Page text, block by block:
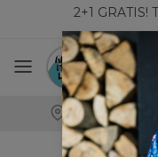
2+1 GRATIS!
100-